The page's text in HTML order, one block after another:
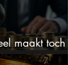
maakt toch